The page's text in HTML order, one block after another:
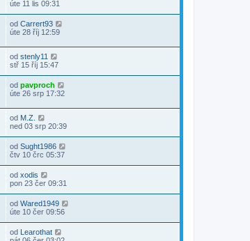
úte 11 lis 09:31
od Carrert93
úte 28 říj 12:59
od stenly11
stř 15 říj 15:47
od pavproch
úte 26 srp 17:32
od M.Z.
ned 03 srp 20:39
od Sught1986
čtv 10 črc 05:37
od xodis
pon 23 čer 09:31
od Wared1949
úte 10 čer 09:56
od Learothat